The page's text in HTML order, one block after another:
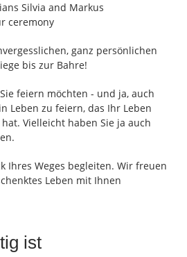
ganz persönlichen
bis zur Bahre!
feiern möchten - und ja, auch
Leben zu feiern, das Ihr Leben
Vielleicht haben Sie ja auch
Ihres Weges begleiten. Wir freuen
Leben mit Ihnen
ist